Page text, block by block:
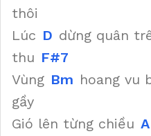
thôi
Lúc D dừng quân
thu F#7
Vùng Bm hoang vu
gầy
Gió lên từng chiều A